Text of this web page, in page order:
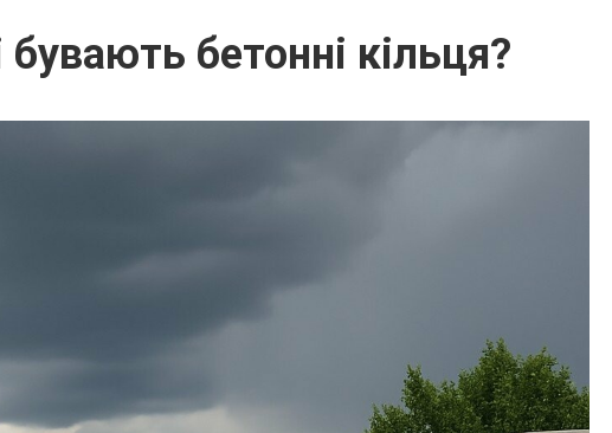
бувають бетонні кільця?